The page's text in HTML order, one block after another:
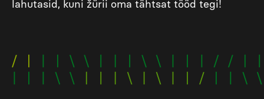
lahutasid, kuni žürii oma tähtsat tööd tegi!